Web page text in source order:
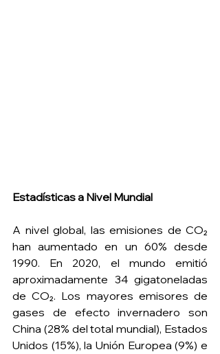
Estadísticas a Nivel Mundial
A nivel global, las emisiones de CO₂
han aumentado en un 60% desde
1990. En 2020, el mundo emitió
aproximadamente 34 gigatoneladas
de CO₂. Los mayores emisores de
gases de efecto invernadero son
China (28% del total mundial), Estados
Unidos (15%), la Unión Europea (9%) e